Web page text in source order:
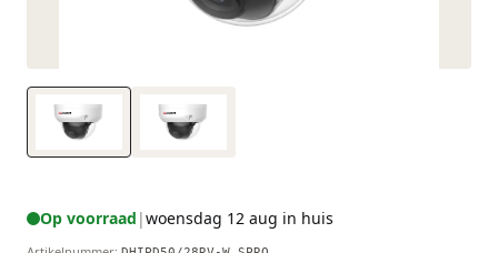
Op voorraad |woensdag 12 aug in huis